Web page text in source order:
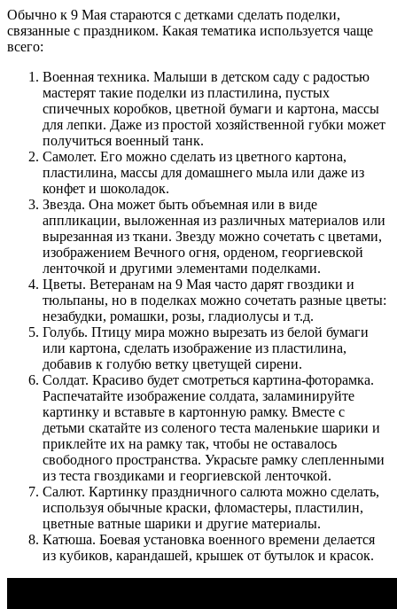
Обычно к 9 Мая стараются с детками сделать поделки,
связанные с праздником. Какая тематика используется чаще
всего:
Военная техника. Малыши в детском саду с радостью
мастерят такие поделки из пластилина, пустых
спичечных коробков, цветной бумаги и картона, массы
для лепки. Даже из простой хозяйственной губки может
получиться военный танк.
Самолет. Его можно сделать из цветного картона,
пластилина, массы для домашнего мыла или даже из
конфет и шоколадок.
Звезда. Она может быть объемная или в виде
аппликации, выложенная из различных материалов или
вырезанная из ткани. Звезду можно сочетать с цветами,
изображением Вечного огня, орденом, георгиевской
ленточкой и другими элементами поделками.
Цветы. Ветеранам на 9 Мая часто дарят гвоздики и
тюльпаны, но в поделках можно сочетать разные цветы:
незабудки, ромашки, розы, гладиолусы и т.д.
Голубь. Птицу мира можно вырезать из белой бумаги
или картона, сделать изображение из пластилина,
добавив к голубю ветку цветущей сирени.
Солдат. Красиво будет смотреться картина-фоторамка.
Распечатайте изображение солдата, заламинируйте
картинку и вставьте в картонную рамку. Вместе с
детьми скатайте из соленого теста маленькие шарики и
приклейте их на рамку так, чтобы не оставалось
свободного пространства. Украсьте рамку слепленными
из теста гвоздиками и георгиевской ленточкой.
Салют. Картинку праздничного салюта можно сделать,
используя обычные краски, фломастеры, пластилин,
цветные ватные шарики и другие материалы.
Катюша. Боевая установка военного времени делается
из кубиков, карандашей, крышек от бутылок и красок.